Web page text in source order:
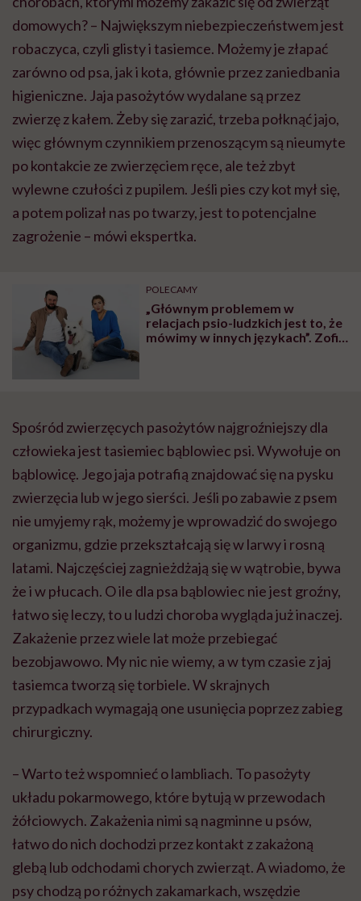
domowych? – Największym niebezpieczeństwem jest
robaczyca, czyli glisty i tasiemce. Możemy je złapać
zarówno od psa, jak i kota, głównie przez zaniedbania
higieniczne. Jaja pasożytów wydalane są przez
zwierzę z kałem. Żeby się zarazić, trzeba połknąć jajo,
więc głównym czynnikiem przenoszącym są nieumyte
po kontakcie ze zwierzęciem ręce, ale też zbyt
wylewne czułości z pupilem. Jeśli pies czy kot mył się,
a potem polizał nas po twarzy, jest to potencjalne
zagrożenie – mówi ekspertka.
POLECAMY
„Głównym problemem w
relacjach psio-ludzkich jest to, że
mówimy w innych językach”. Zofia
Spośród zwierzęcych pasożytów najgroźniejszy dla
człowieka jest tasiemiec bąblowiec psi. Wywołuje on
bąblowicę. Jego jaja potrafią znajdować się na pysku
zwierzęcia lub w jego sierści. Jeśli po zabawie z psem
nie umyjemy rąk, możemy je wprowadzić do swojego
organizmu, gdzie przekształcają się w larwy i rosną
latami. Najczęściej zagnieżdżają się w wątrobie, bywa
że i w płucach. O ile dla psa bąblowiec nie jest groźny,
łatwo się leczy, to u ludzi choroba wygląda już inaczej.
Zakażenie przez wiele lat może przebiegać
bezobjawowo. My nic nie wiemy, a w tym czasie z jaj
tasiemca tworzą się torbiele. W skrajnych
przypadkach wymagają one usunięcia poprzez zabieg
chirurgiczny.
– Warto też wspomnieć o lambliach. To pasożyty
układu pokarmowego, które bytują w przewodach
żółciowych. Zakażenia nimi są nagminne u psów,
łatwo do nich dochodzi przez kontakt z zakażoną
glebą lub odchodami chorych zwierząt. A wiadomo, że
psy chodzą po różnych zakamarkach, wszędzie